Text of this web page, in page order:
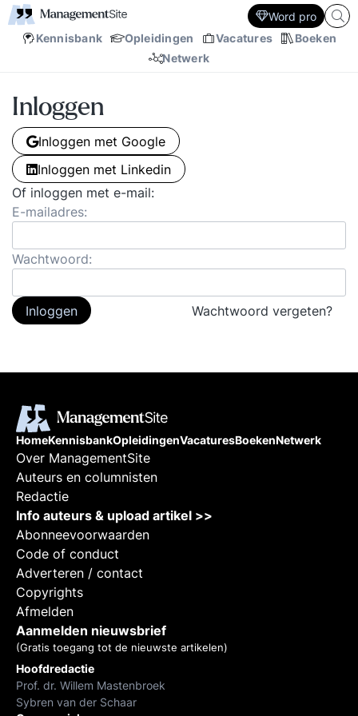
Kennisbank Opleidingen Vacatures
Boeken
Netwerk
Word pro
Inloggen
Inloggen met Google
Inloggen met Linkedin
Of inloggen met e-mail:
E-mailadres:
Wachtwoord:
Inloggen Wachtwoord vergeten?
HomeKennisbankOpleidingenVacaturesBoekenNetwerk
Over ManagementSite
Auteurs en columnisten
Redactie
Info auteurs & upload artikel >>
Abonneevoorwaarden
Code of conduct
Adverteren / contact
Copyrights
Afmelden
Aanmelden nieuwsbrief
(Gratis toegang tot de nieuwste artikelen)
Hoofdredactie
Prof. dr. Willem Mastenbroek
Sybren van der Schaar